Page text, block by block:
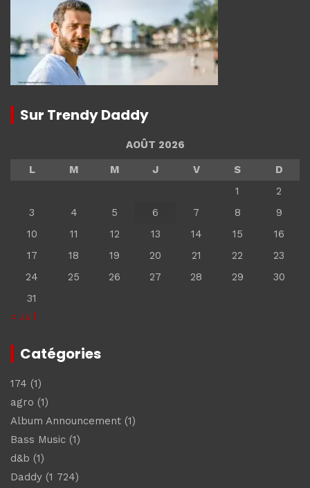
Sur Trendy Daddy
AOÛT 2026
L
M M J V S
D
1
2
3
4 5 6 7 8
9
10
11 12 13 14 15
16
17
18 19 20 21 22
23
24
25 26 27 28 29
30
31
« Juil
Catégories
174 (1)
agro (1)
Album Announcement (1)
Bass Music (1)
d&b (1)
Daddy (1 724)